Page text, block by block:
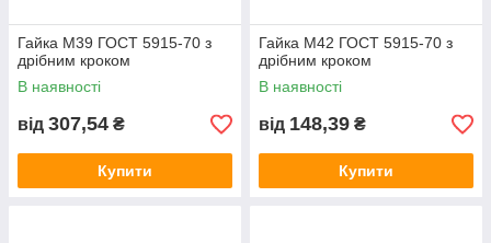
Гайка М39 ГОСТ 5915-70 з
дрібним кроком
В наявності
від 307,54 ₴
Купити
Гайка М42 ГОСТ 5915-70 з
дрібним кроком
В наявності
від 148,39 ₴
Купити